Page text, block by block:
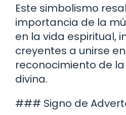
Este simbolismo
importancia de la
en la vida espiritual,
creyentes a unirse
reconocimiento de
divina.
### Signo de